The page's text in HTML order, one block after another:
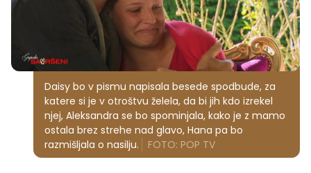
Daisy bo v pismu napisala besede spodbude, za
katere si je v otroštvu želela, da bi jih kdo izrekel
njej, Aleksandra se bo spominjala, kako je z mamo
ostala brez strehe nad glavo, Hana pa bo
razmišljala o nasilju.
FOTO: POP TV